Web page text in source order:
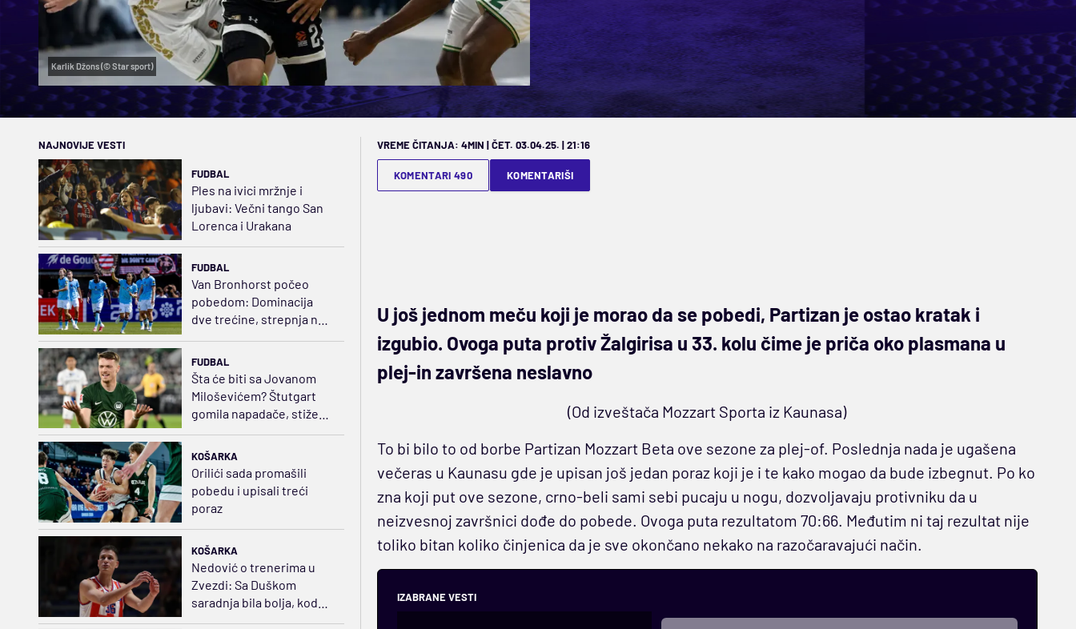
Karlik Džons (© Star sport)
NAJNOVIJE VESTI
FUDBAL
Ples na ivici mržnje i
ljubavi: Večni tango San
Lorenca i Urakana
FUDBAL
Van Bronhorst počeo
pobedom: Dominacija
dve trećine, strepnja na
FUDBAL
Šta će biti sa Jovanom
Miloševićem? Štutgart
gomila napadače, stiže
još jedan na "IĆ"
KOŠARKA
Orilići sada promašili
pobedu i upisali treći
poraz
KOŠARKA
Nedović o trenerima u
Zvezdi: Sa Duškom
saradnja bila bolja, kod
VREME ČITANJA: 4MIN | ČET. 03.04.25. | 21:16
KOMENTARI 490 KOMENTARIŠI
U još jednom meču koji je morao da se pobedi, Partizan je ostao kratak i
izgubio. Ovoga puta protiv Žalgirisa u 33. kolu čime je priča oko plasmana u
plej-in završena neslavno
(Od izveštača Mozzart Sporta iz Kaunasa)
To bi bilo to od borbe Partizan Mozzart Beta ove sezone za plej-of. Poslednja nada je ugašena
večeras u Kaunasu gde je upisan još jedan poraz koji je i te kako mogao da bude izbegnut. Po ko
zna koji put ove sezone, crno-beli sami sebi pucaju u nogu, dozvoljavaju protivniku da u
neizvesnoj završnici dođe do pobede. Ovoga puta rezultatom 70:66. Međutim ni taj rezultat nije
toliko bitan koliko činjenica da je sve okončano nekako na razočaravajući način.
IZABRANE VESTI